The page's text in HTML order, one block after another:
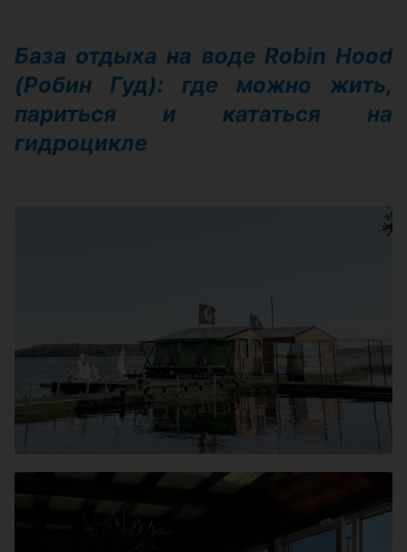
База отдыха на воде Robin Hood
(Робин Гуд): где можно жить,
париться и кататься на
гидроцикле